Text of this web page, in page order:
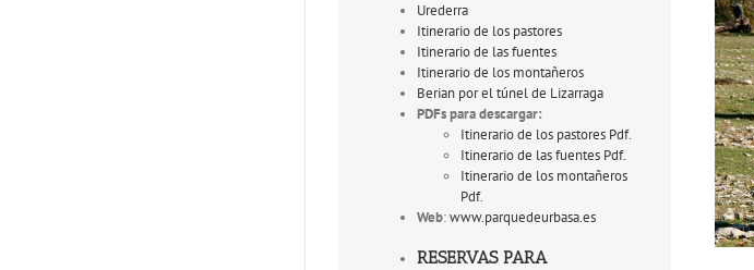
Urederra
Itinerario de los pastores
Itinerario de las fuentes
Itinerario de los montañeros
Berian por el túnel de Lizarraga
PDFs para descargar:
Itinerario de los pastores Pdf.
Itinerario de las fuentes Pdf.
Itinerario de los montañeros
Pdf.
Web:www.parquedeurbasa.es
RESERVAS PARA